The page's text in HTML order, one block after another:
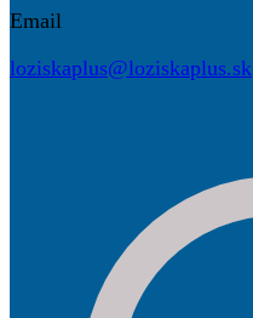
Email
loziskaplus@loziskaplus.sk